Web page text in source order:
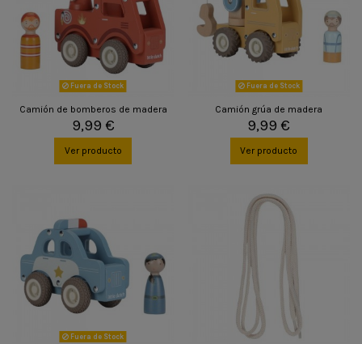
Fuera de Stock
Camión de bomberos de madera
9,99 €
Ver producto
Fuera de Stock
Camión grúa de madera
9,99 €
Ver producto
Fuera de Stock